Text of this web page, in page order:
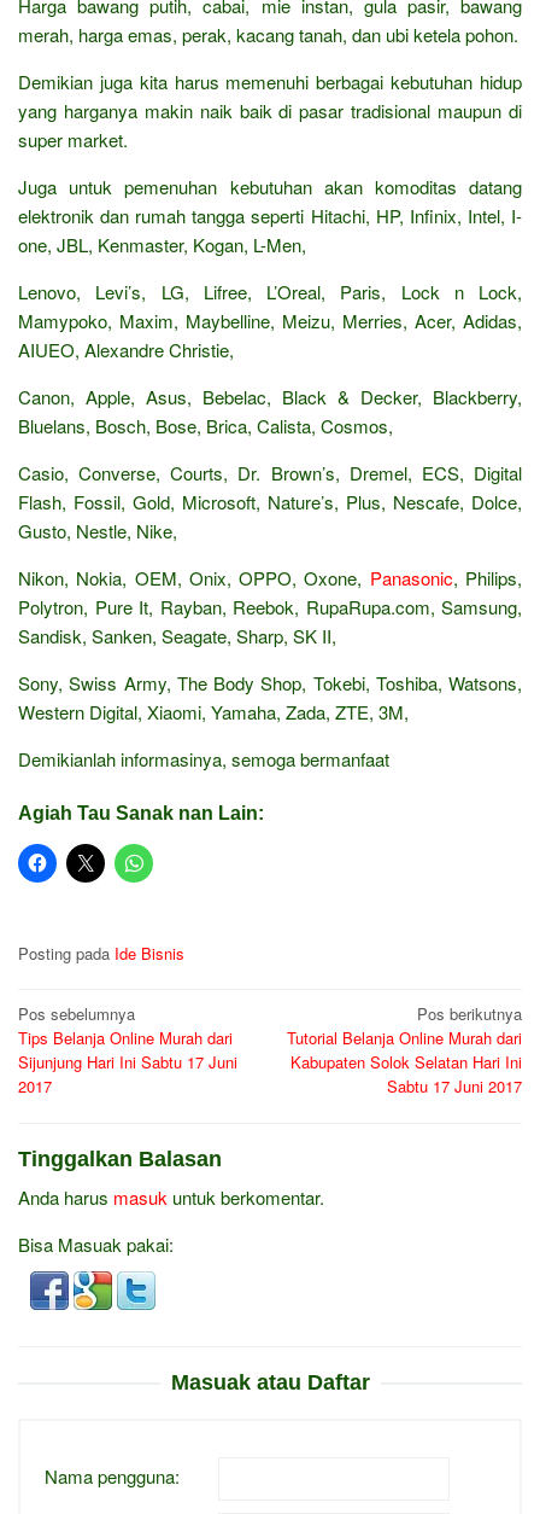
Harga bawang putih, cabai, mie instan, gula pasir, bawang
merah, harga emas, perak, kacang tanah, dan ubi ketela pohon.
Demikian juga kita harus memenuhi berbagai kebutuhan hidup
yang harganya makin naik baik di pasar tradisional maupun di
super market.
Juga untuk pemenuhan kebutuhan akan komoditas datang
elektronik dan rumah tangga seperti Hitachi, HP, Infinix, Intel, I-
one, JBL, Kenmaster, Kogan, L-Men,
Lenovo, Levi’s, LG, Lifree, L’Oreal, Paris, Lock n Lock,
Mamypoko, Maxim, Maybelline, Meizu, Merries, Acer, Adidas,
AIUEO, Alexandre Christie,
Canon, Apple, Asus, Bebelac, Black & Decker, Blackberry,
Bluelans, Bosch, Bose, Brica, Calista, Cosmos,
Casio, Converse, Courts, Dr. Brown’s, Dremel, ECS, Digital
Flash, Fossil, Gold, Microsoft, Nature’s, Plus, Nescafe, Dolce,
Gusto, Nestle, Nike,
Nikon, Nokia, OEM, Onix, OPPO, Oxone, Panasonic, Philips,
Polytron, Pure It, Rayban, Reebok, RupaRupa.com, Samsung,
Sandisk, Sanken, Seagate, Sharp, SK II,
Sony, Swiss Army, The Body Shop, Tokebi, Toshiba, Watsons,
Western Digital, Xiaomi, Yamaha, Zada, ZTE, 3M,
Demikianlah informasinya, semoga bermanfaat
Agiah Tau Sanak nan Lain:
Posting pada Ide Bisnis
Navigasi
pos
Pos sebelumnya
Tips Belanja Online Murah dari
Sijunjung Hari Ini Sabtu 17 Juni
2017
Pos berikutnya
Tutorial Belanja Online Murah dari
Kabupaten Solok Selatan Hari Ini
Sabtu 17 Juni 2017
Tinggalkan Balasan
Anda harus masuk untuk berkomentar.
Bisa Masuak pakai:
Masuak atau Daftar
Nama pengguna: